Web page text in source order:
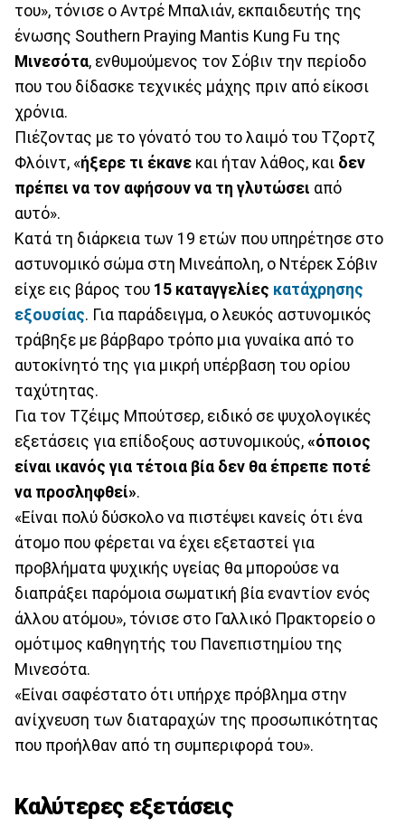
του», τόνισε ο Αντρέ Μπαλιάν, εκπαιδευτής της
ένωσης Southern Praying Mantis Kung Fu της
Μινεσότα, ενθυμούμενος τον Σόβιν την περίοδο
που του δίδασκε τεχνικές μάχης πριν από είκοσι
χρόνια.
Πιέζοντας με το γόνατό του το λαιμό του Τζορτζ
Φλόιντ, «ήξερε τι έκανε και ήταν λάθος, και δεν
πρέπει να τον αφήσουν να τη γλυτώσει από
αυτό».
Κατά τη διάρκεια των 19 ετών που υπηρέτησε στο
αστυνομικό σώμα στη Μινεάπολη, ο Ντέρεκ Σόβιν
είχε εις βάρος του 15 καταγγελίες κατάχρησης
εξουσίας. Για παράδειγμα, ο λευκός αστυνομικός
τράβηξε με βάρβαρο τρόπο μια γυναίκα από το
αυτοκίνητό της για μικρή υπέρβαση του ορίου
ταχύτητας.
Για τον Τζέιμς Μπούτσερ, ειδικό σε ψυχολογικές
εξετάσεις για επίδοξους αστυνομικούς, «όποιος
είναι ικανός για τέτοια βία δεν θα έπρεπε ποτέ
να προσληφθεί».
«Είναι πολύ δύσκολο να πιστέψει κανείς ότι ένα
άτομο που φέρεται να έχει εξεταστεί για
προβλήματα ψυχικής υγείας θα μπορούσε να
διαπράξει παρόμοια σωματική βία εναντίον ενός
άλλου ατόμου», τόνισε στο Γαλλικό Πρακτορείο ο
ομότιμος καθηγητής του Πανεπιστημίου της
Μινεσότα.
«Είναι σαφέστατο ότι υπήρχε πρόβλημα στην
ανίχνευση των διαταραχών της προσωπικότητας
που προήλθαν από τη συμπεριφορά του».
Καλύτερες εξετάσεις